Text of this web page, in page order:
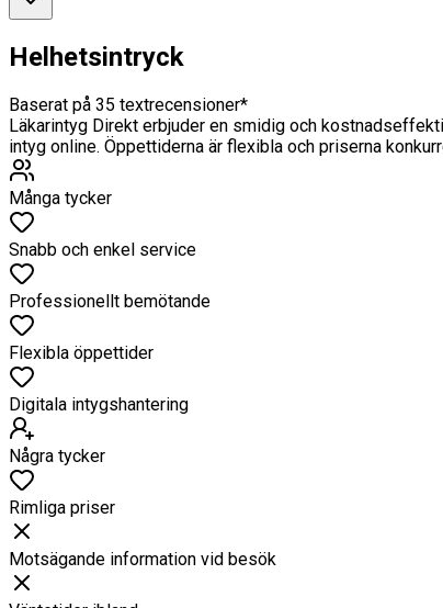
Helhetsintryck
Baserat på 35 textrecensioner*
Läkarintyg Direkt erbjuder en smidig och
intyg online. Öppettiderna är flexibla och priserna
Många tycker
Snabb och enkel service
Professionellt bemötande
Flexibla öppettider
Digitala intygshantering
Några tycker
Rimliga priser
Motsägande information vid besök